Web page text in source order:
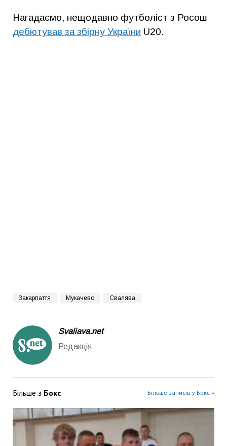
Нагадаємо, нещодавно футболіст з Росош
дебютував за збірну України U20.
Закарпаття Мукачево Свалява
Svaliava.net
Редакція
Більше з Бокс Більше записів у Бокс »